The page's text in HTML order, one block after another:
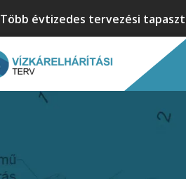
Több évtizedes tervezési